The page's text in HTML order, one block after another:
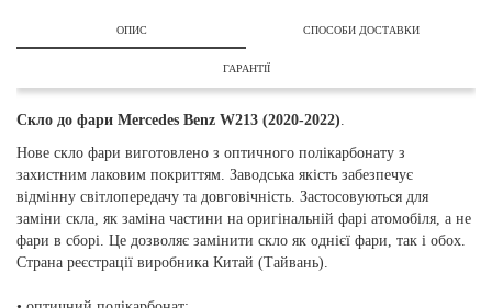
ОПИС СПОСОБИ ДОСТАВКИ
ГАРАНТІЇ
Скло до фари Mercedes Benz W213 (2020-2022).
Нове скло фари виготовлено з оптичного полікарбонату з
захистним лаковим покриттям. Заводська якість забезпечує
відмінну світлопередачу та довговічність. Застосовуються для
заміни скла, як заміна частини на оригінальній фарі атомобіля, а не
фари в сборі. Це дозволяє замінити скло як однієї фари, так і обох.
Страна реєстрації виробника Китай (Тайвань).